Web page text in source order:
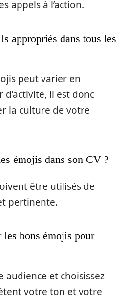
appels à l’action.
appropriés dans tous les
peut varier en
il est donc
la culture de votre
émojis dans son CV ?
être utilisés de
pertinente.
les bons émojis pour
audience et choisissez
votre ton et votre